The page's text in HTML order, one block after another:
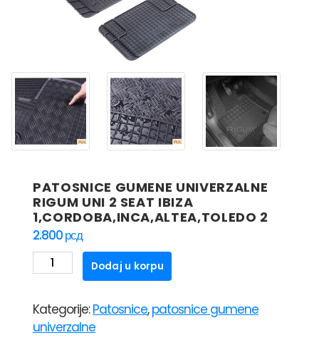
PATOSNICE GUMENE UNIVERZALNE
RIGUM UNI 2 SEAT IBIZA
1,CORDOBA,INCA,ALTEA,TOLEDO 2
2.800рсд
PATOSNICE
GUMENE
RIGUM
UNI
Dodaj u korpu
Kategorije:Patosnice,patosnice gumene
univerzalne